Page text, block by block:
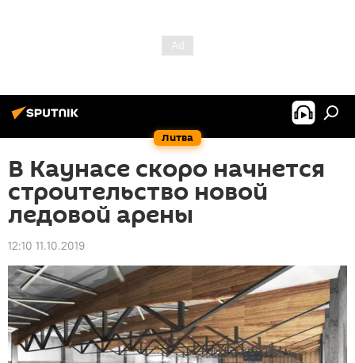
Литва
В Каунасе скоро начнется
строительство новой
ледовой арены
12:10 11.10.2019